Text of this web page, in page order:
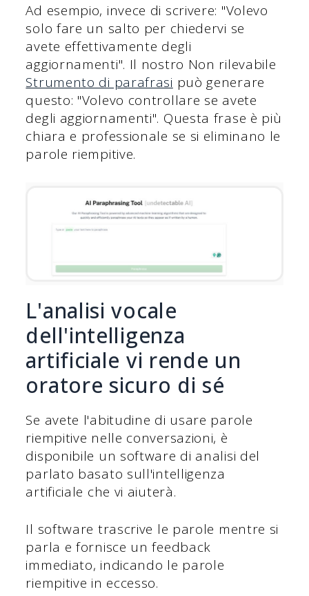
Ad esempio, invece di scrivere: "Volevo
solo fare un salto per chiedervi se
avete effettivamente degli
aggiornamenti". Il nostro Non rilevabile
Strumento di parafrasi può generare
questo: "Volevo controllare se avete
degli aggiornamenti". Questa frase è più
chiara e professionale se si eliminano le
parole riempitive.
L'analisi vocale
dell'intelligenza
artificiale vi rende un
oratore sicuro di sé
Se avete l'abitudine di usare parole
riempitive nelle conversazioni, è
disponibile un software di analisi del
parlato basato sull'intelligenza
artificiale che vi aiuterà.
Il software trascrive le parole mentre si
parla e fornisce un feedback
immediato, indicando le parole
riempitive in eccesso.